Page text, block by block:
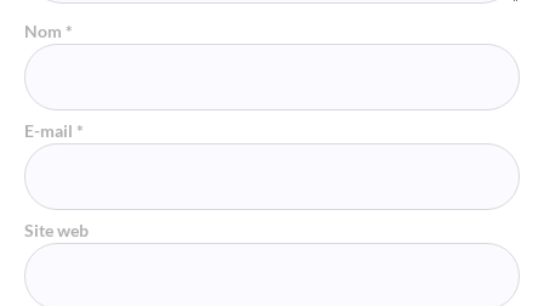
Nom *
E-mail *
Site web